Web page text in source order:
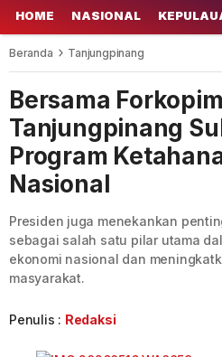
HOME NASIONAL
Beranda Tanjungpinang
Bersama
Tanjungpinang
Program
Nasional
Presiden juga menekankan
sebagai salah satu pilar utama
ekonomi nasional dan
masyarakat.
Penulis : Redaksi